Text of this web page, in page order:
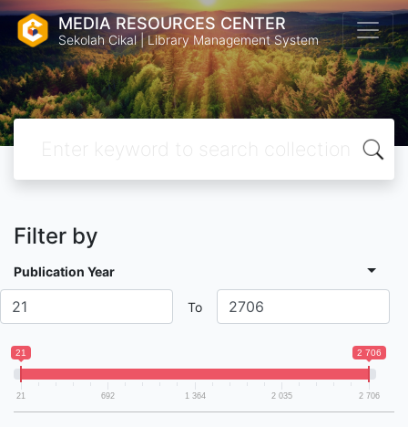
MEDIA RESOURCES CENTER
Sekolah Cikal | Library Management System
Filter by
Publication Year
To
21 2 706
21 692 1 364 2 035 2 706